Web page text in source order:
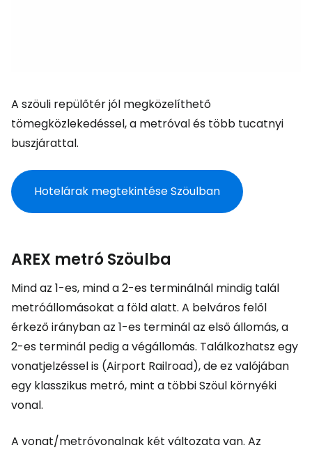
A szöuli repülőtér jól megközelíthető
tömegközlekedéssel, a metróval és több tucatnyi
buszjárattal.
Hotelárak megtekintése Szöulban
AREX metró Szöulba
Mind az 1-es, mind a 2-es terminálnál mindig talál
metróállomásokat a föld alatt. A belváros felől
érkező irányban az 1-es terminál az első állomás, a
2-es terminál pedig a végállomás. Találkozhatsz egy
vonatjelzéssel is (Airport Railroad), de ez valójában
egy klasszikus metró, mint a többi Szöul környéki
vonal.
A vonat/metróvonalnak két változata van. Az